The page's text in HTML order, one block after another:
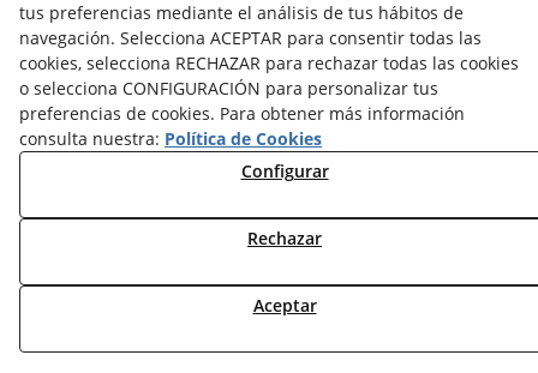
CONTÁCTANOS
DEVOLUCIONES
TRABAJA CON NOSOTROS
¿QUIENES SOMOS?
POLÍTICA DE PRIVACIDAD
DERECHO DESISITIMIENTO
CONDICIONES COMPRA
ODR
tus preferencias mediante el análisis de tus hábitos de
navegación. Selecciona ACEPTAR para consentir todas las
cookies, selecciona RECHAZAR para rechazar todas las cookies
o selecciona CONFIGURACIÓN para personalizar tus
preferencias de cookies. Para obtener más información
consulta nuestra: Política de Cookies
Configurar
Rechazar
Aceptar